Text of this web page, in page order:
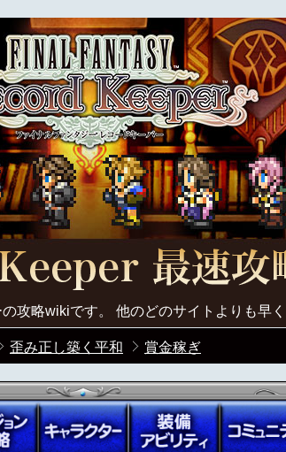
攻略wikiです。 他のどのサイトよりも早
歪み正し築く平和 賞金稼ぎ